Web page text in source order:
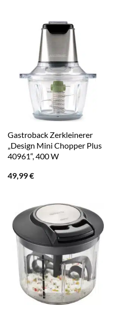
Gastroback Zerkleinerer
„Design Mini Chopper Plus
40961“, 400 W
49,99€